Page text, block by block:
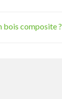
bois composite ?